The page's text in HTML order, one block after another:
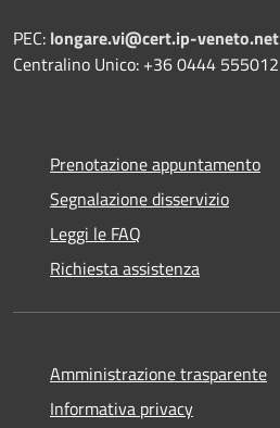
PEC: longare.vi@cert.ip-veneto.net
Centralino Unico: +36 0444 555012
Prenotazione appuntamento
Segnalazione disservizio
Leggi le FAQ
Richiesta assistenza
Amministrazione trasparente
Informativa privacy